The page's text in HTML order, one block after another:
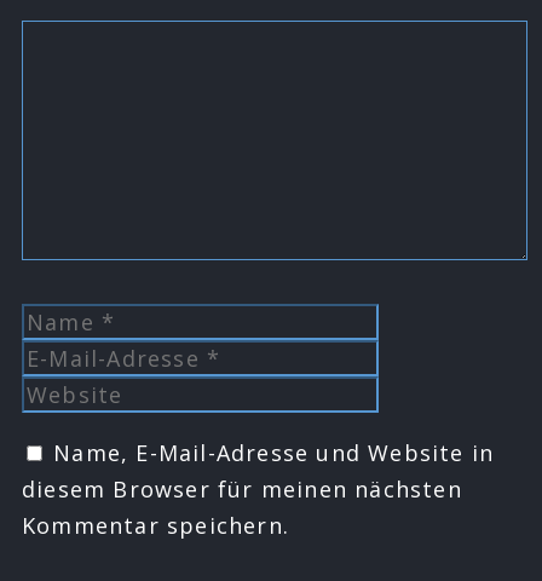
Name
Name, E-Mail-Adresse und Website in
diesem Browser für meinen nächsten
Kommentar speichern.